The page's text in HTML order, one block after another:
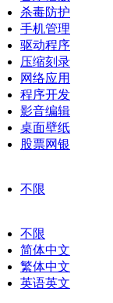
杀毒防护
手机管理
驱动程序
压缩刻录
网络应用
程序开发
影音编辑
桌面壁纸
股票网银
不限
不限
简体中文
繁体中文
英语英文